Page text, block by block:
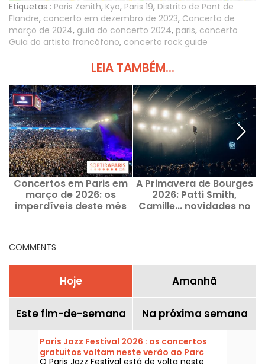
Etiquetas : Paris Zenith, Kyo, Paris 19, Distrito de Pont de
Flandre, concerto em dezembro de 2023, Concerto de
março de 2024, guia do concerto 2024, paris, concerto
Guia do artista francófono, concerto rock guide
LEIA TAMBÉM...
Concertos em Paris em
março de 2026: os
imperdíveis deste mês
A Primavera de Bourges
2026: Patti Smith,
Camille... novidades no
COMMENTS
Hoje Amanhã
Este fim-de-semana Na próxima semana
Paris Jazz Festival 2026 : os concertos
gratuitos voltam neste verão ao Parc